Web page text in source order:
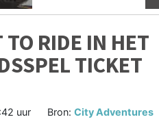
TO RIDE IN HET
TICKET
uur Bron: City Adventures